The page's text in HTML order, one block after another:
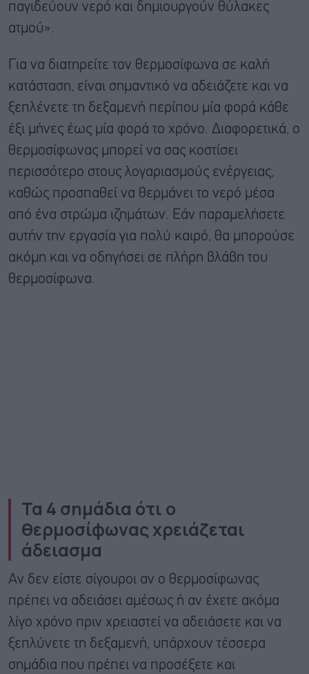
παγιδεύουν νερό και δημιουργούν θύλακες
ατμού».
Για να διατηρείτε τον θερμοσίφωνα σε καλή
κατάσταση, είναι σημαντικό να αδειάζετε και να
ξεπλένετε τη δεξαμενή περίπου μία φορά κάθε
έξι μήνες έως μία φορά το χρόνο. Διαφορετικά, ο
θερμοσίφωνας μπορεί να σας κοστίσει
περισσότερο στους λογαριασμούς ενέργειας,
καθώς προσπαθεί να θερμάνει το νερό μέσα
από ένα στρώμα ιζημάτων. Εάν παραμελήσετε
αυτήν την εργασία για πολύ καιρό, θα μπορούσε
ακόμη και να οδηγήσει σε πλήρη βλάβη του
θερμοσίφωνα.
Τα 4 σημάδια ότι ο
θερμοσίφωνας χρειάζεται
άδειασμα
Αν δεν είστε σίγουροι αν ο θερμοσίφωνας
πρέπει να αδειάσει αμέσως ή αν έχετε ακόμα
λίγο χρόνο πριν χρειαστεί να αδειάσετε και να
ξεπλύνετε τη δεξαμενή, υπάρχουν τέσσερα
σημάδια που πρέπει να προσέξετε και